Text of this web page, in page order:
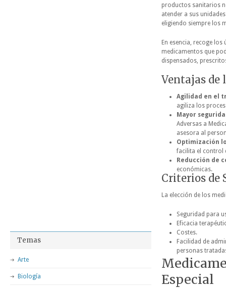
productos sanitarios
atender a sus
eligiendo siempre los
En esencia, recoge los
medicamentos que
dispensados,
Ventajas de
Agilidad en el
agiliza los
Mayor
Adversas a
asesora al
Optimización
facilita el control
Reducción de
económicas.
Criterios de
La elección de los
Seguridad para
Eficacia
Costes.
Facilidad de
personas
Especial
Temas
Arte
Biología